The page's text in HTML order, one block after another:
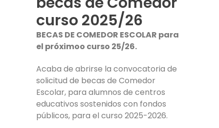
curso 2025/26
BECAS DE COMEDOR ESCOLAR para
el próximoo curso 25/26.
Acaba de abrirse la convocatoria de
solicitud de becas de Comedor
Escolar, para alumnos de centros
educativos sostenidos con fondos
públicos, para el curso 2025-2026.